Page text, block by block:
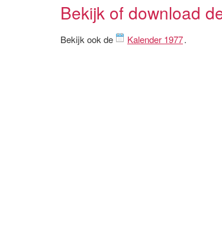
Bekijk of download
Bekijk ook de Kalender 1977.